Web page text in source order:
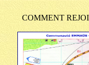
COMMENT